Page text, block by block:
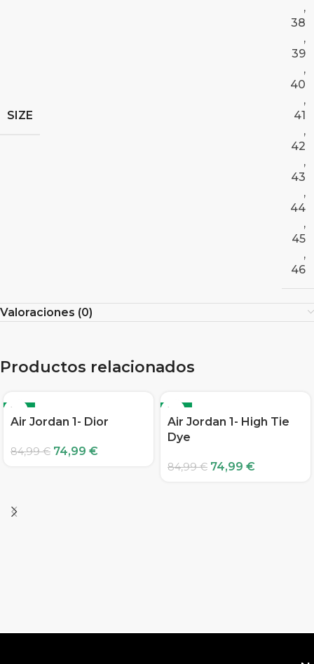
SIZE
,
38
,
39
,
40
,
41
,
42
,
43
,
44
,
45
,
46
Valoraciones (0)
Productos relacionados
-12%
Air Jordan 1- Dior
84,99€ 74,99 €
-12%
Air Jordan 1- High Tie
Dye
84,99€ 74,99 €